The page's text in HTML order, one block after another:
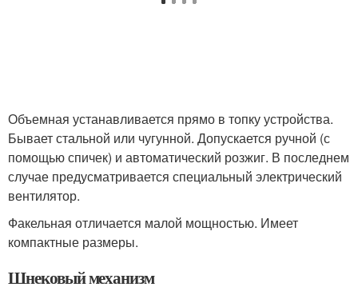
Объемная устанавливается прямо в топку устройства.
Бывает стальной или чугунной. Допускается ручной (с
помощью спичек) и автоматический розжиг. В последнем
случае предусматривается специальный электрический
вентилятор.
Факельная отличается малой мощностью. Имеет
компактные размеры.
Шнековый механизм